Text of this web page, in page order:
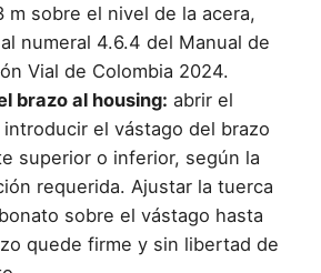
m sobre el nivel de la acera,
numeral 4.6.4 del Manual de
Vial de Colombia 2024.
brazo al housing: abrir el
el vástago del brazo
superior o inferior, según la
requerida. Ajustar la tuerca
sobre el vástago hasta
quede firme y sin libertad de